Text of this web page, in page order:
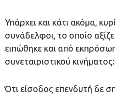
Υπάρχει και κάτι ακόμα,
συνάδελφοι, το οποίο
ειπώθηκε και από
συνεταιριστικού κινήματος:
Ότι είσοδος επενδυτή δε